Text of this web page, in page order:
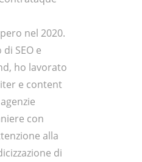
nel 2020.
SEO e
ho lavorato
e content
con
alla
di